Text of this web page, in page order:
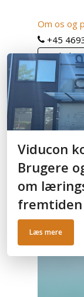
Om os og
+45
Book
Viducon
Brugere
om
fremtiden
Læs mere